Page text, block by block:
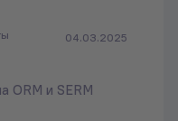
04.03.2025
ORM и SERM